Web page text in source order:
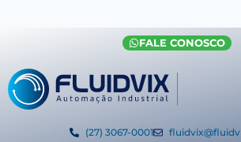
(27) 3067-0001
FALE CONOSCO